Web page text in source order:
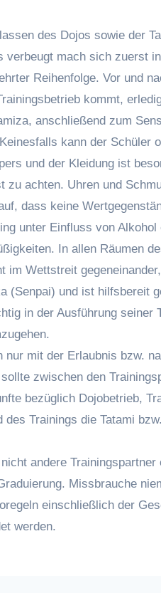
des Dojos sowie der
verbeugt mach sich zuerst
Reihenfolge. Vor und
kommt,
anschließend zum
kann der Schüler
und der Kleidung ist
zu achten. Uhren und
dass keine
unter Einfluss von
In allen Räumen
im Wettstreit
(Senpai) und ist hilfsbereit
in der Ausführung
nur mit der Erlaubnis bzw.
zwischen den
bezüglich Dojobetrieb,
des Trainings die Tatami
andere
Missbrauche
einschließlich der
werden.